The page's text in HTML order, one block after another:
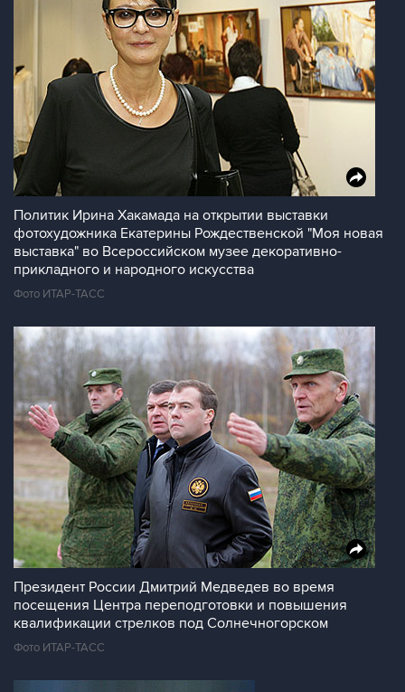
Политик Ирина Хакамада на открытии выставки
фотохудожника Екатерины Рождественской "Моя новая
выставка" во Всероссийском музее декоративно-
прикладного и народного искусства
Фото ИТАР-ТАСС
Президент России Дмитрий Медведев во время
посещения Центра переподготовки и повышения
квалификации стрелков под Солнечногорском
Фото ИТАР-ТАСС